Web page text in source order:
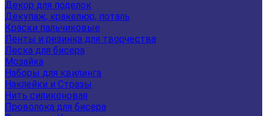
Декор для поделок
Декупаж, кракелюр, поталь
Краски пальчиковые
Ленты и резинка для творчества
Леска для бисера
Мозайка
Наборы для квилинга
Наклейки и Стразы
Нить силиконовая
Проволока для бисера